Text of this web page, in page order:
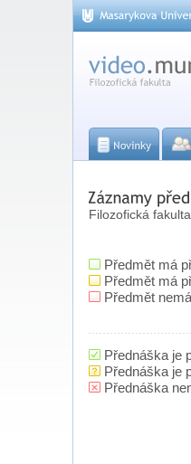
Filozofická fakulta
Předmět má
Předmět má
Předmět
Přednáška je
Přednáška je
Přednáška